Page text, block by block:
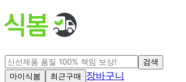
검색
마이식봄
최근구매 장바구니